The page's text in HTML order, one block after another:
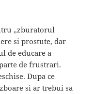
„zburatorul
si prostute, dar
de educare a
de frustrari.
Dupa ce
si ar trebui sa